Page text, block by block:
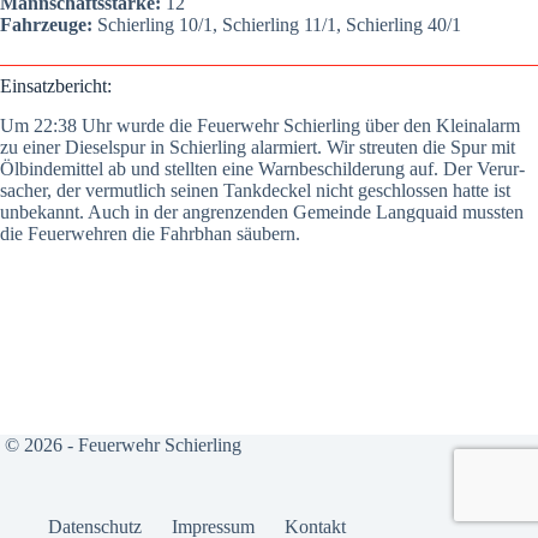
Fahr­zeu­ge: Schier­ling 10/1, Schier­ling 11/1, Schier­ling 40/1
Ein­satz­be­richt:
Um 22:38 Uhr wur­de die Feu­er­wehr Schier­ling über den Kleinalarm
zu einer Die­sel­spur in Schier­ling alar­miert. Wir streu­ten die Spur mit
Ölbin­de­mit­tel ab und stell­ten eine Warn­be­schil­de­rung auf. Der Ver­ur­
sa­cher, der ver­mut­lich sei­nen Tank­de­ckel nicht geschlos­sen hat­te ist
unbe­kannt. Auch in der angren­zen­den Gemein­de Lang­quaid muss­ten
die Feu­er­weh­ren die Fahrb­han säu­bern.
© 2026 - Feuerwehr Schierling
Daten­schutz Impres­sum Kon­takt